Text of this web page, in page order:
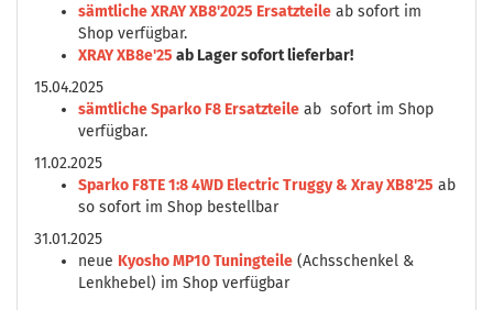
sämtliche XRAY XB8'2025 Ersatzteile ab sofort im
Shop verfügbar.
XRAY XB8e'25 ab Lager sofort lieferbar!
15.04.2025
sämtliche Sparko F8 Ersatzteile ab sofort im Shop
verfügbar.
11.02.2025
Sparko F8TE 1:8 4WD Electric Truggy & Xray XB8'25 ab
so sofort im Shop bestellbar
31.01.2025
neue Kyosho MP10 Tuningteile (Achsschenkel &
Lenkhebel) im Shop verfügbar